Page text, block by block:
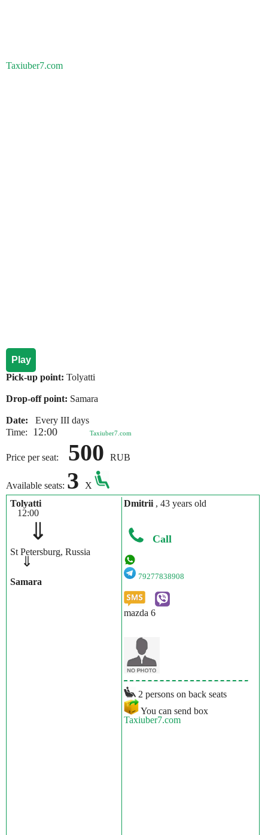
Taxiuber7.com
Play
Pick-up point: Tolyatti
Drop-off point: Samara
Date:
Every III days
Time:
12:00 Taxiuber7.com
Price per seat: 500 RUB
Available seats: 3
X
Tolyatti
12:00
⇓
St Petersburg, Russia
⇓
Samara
Dmitrii , 43 years old
Call
79277838908
mazda 6
2 persons on back seats
You can send box
Taxiuber7.com